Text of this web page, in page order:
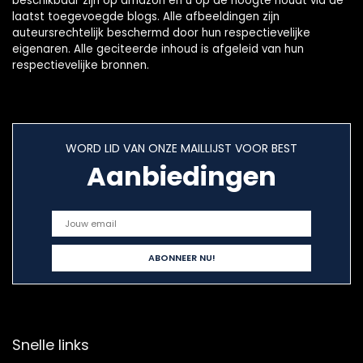
laatst toegevoegde blogs. Alle afbeeldingen zijn
auteursrechtelijk beschermd door hun respectievelijke
eigenaren. Alle geciteerde inhoud is afgeleid van hun
respectievelijke bronnen.
WORD LID VAN ONZE MAILLIJST VOOR BEST
Aanbiedingen
Snelle links